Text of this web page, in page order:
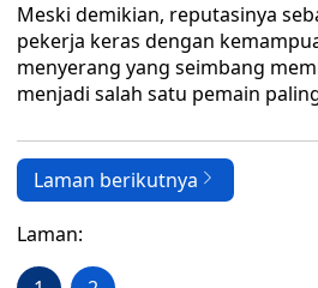
Meski demikian, reputasinya
pekerja keras dengan
menyerang yang seimbang
menjadi salah satu pemain
Laman berikutnya
Laman: